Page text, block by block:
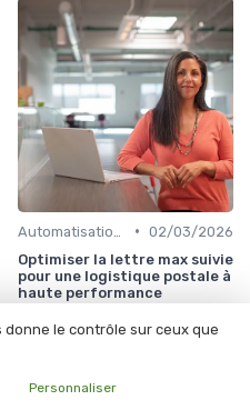
• 02/03/2026
Optimiser la lettre max suivie
pour une logistique postale à
haute performance
le contrôle sur ceux que
Personnaliser